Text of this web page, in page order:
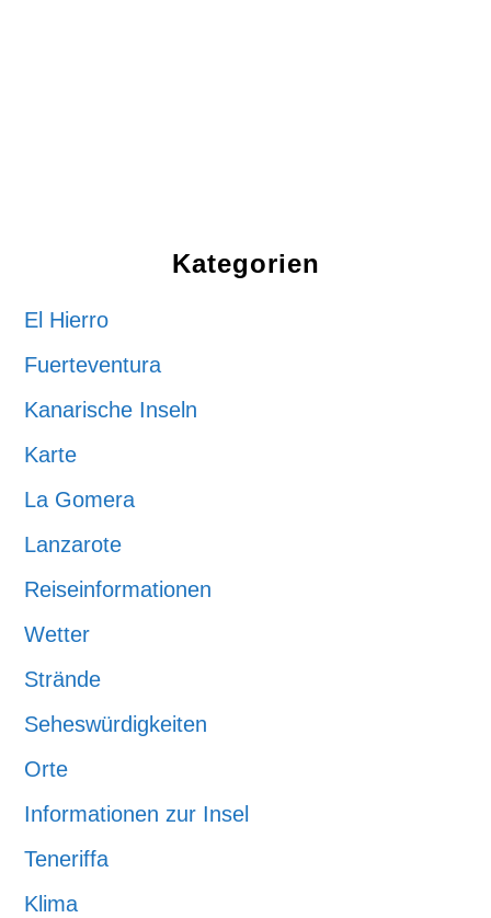
Kategorien
El Hierro
Fuerteventura
Kanarische Inseln
Karte
La Gomera
Lanzarote
Reiseinformationen
Wetter
Strände
Seheswürdigkeiten
Orte
Informationen zur Insel
Teneriffa
Klima